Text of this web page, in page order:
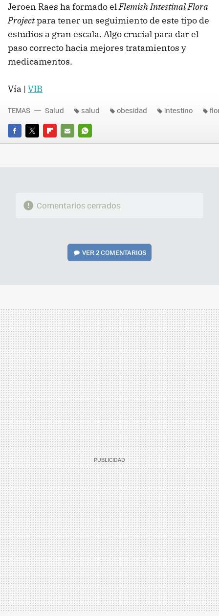
Jeroen Raes ha formado elFlemish Intestinal Flora
Projectpara tener un seguimiento de este tipo de
estudios a gran escala. Algo crucial para dar el
paso correcto hacia mejores tratamientos y
medicamentos.
Vía | VIB
FACEBOOK
TWITTERFLIPBOARD
E-
WHATSAPP
TEMAS Salud salud obesidad intestino
Comentarios cerrados
VER2 COMENTARIOS